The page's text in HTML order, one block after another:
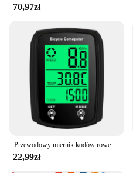
70,97zł
22,99zł